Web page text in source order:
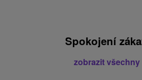
Spokojení
zobrazit všechny